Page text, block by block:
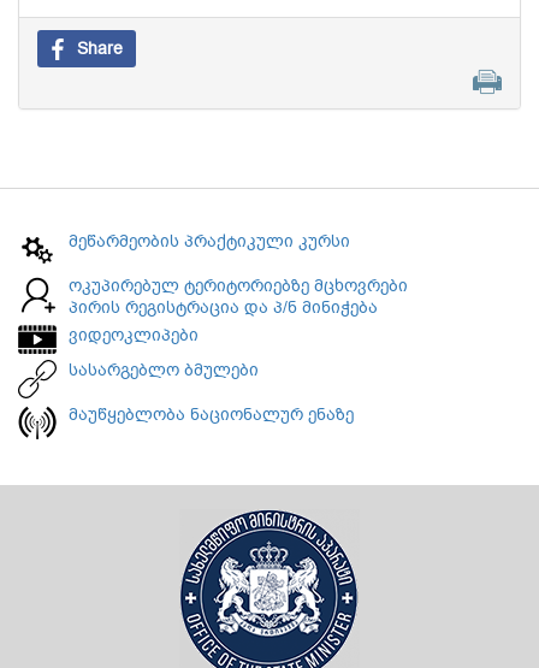
Share
მეწარმეობის პრაქტიკული კურსი
ოკუპირებულ ტერიტორიებზე მცხოვრები
პირის რეგისტრაცია და პ/ნ მინიჭება
ვიდეოკლიპები
სასარგებლო ბმულები
მაუწყებლობა ნაციონალურ ენაზე